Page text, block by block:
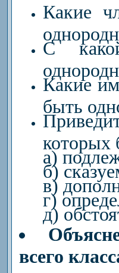
Какие
С
Какие
быть
которых
а)
б)
в)
г)
д)
всего